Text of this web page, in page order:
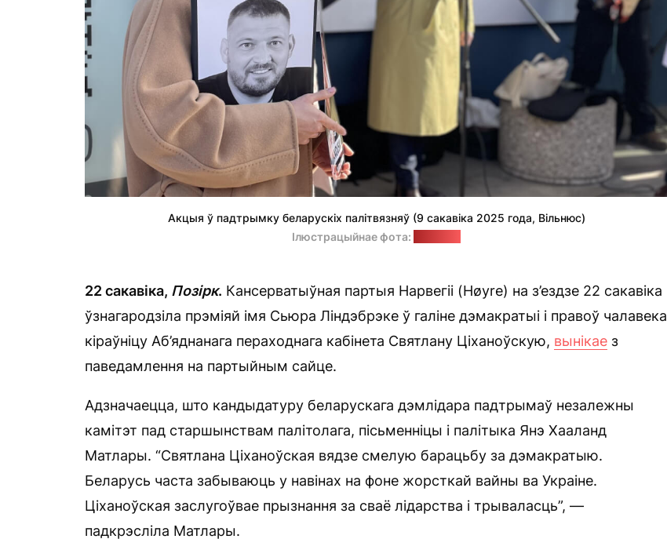
Акцыя ў падтрымку беларускіх палітвязняў (9 сакавіка 2025 года, Вільнюс)
Ілюстрацыйнае фота:
22 сакавіка, Позірк. Кансерватыўная партыя Нарвегіі (Høyre) на з’ездзе 22 сакавіка
ўзнагародзіла прэміяй імя Сьюра Ліндэбрэке ў галіне дэмакратыі і правоў чалавека
кіраўніцу Аб’яднанага пераходнага кабінета Святлану Ціханоўскую, вынікае з
паведамлення на партыйным сайце.
Адзначаецца, што кандыдатуру беларускага дэмлідара падтрымаў незалежны
камітэт пад старшынствам палітолага, пісьменніцы і палітыка Янэ Хааланд
Матлары. “Святлана Ціханоўская вядзе смелую барацьбу за дэмакратыю.
Беларусь часта забываюць у навінах на фоне жорсткай вайны ва Украіне.
Ціханоўская заслугоўвае прызнання за сваё лідарства і трываласць”, —
падкрэсліла Матлары.